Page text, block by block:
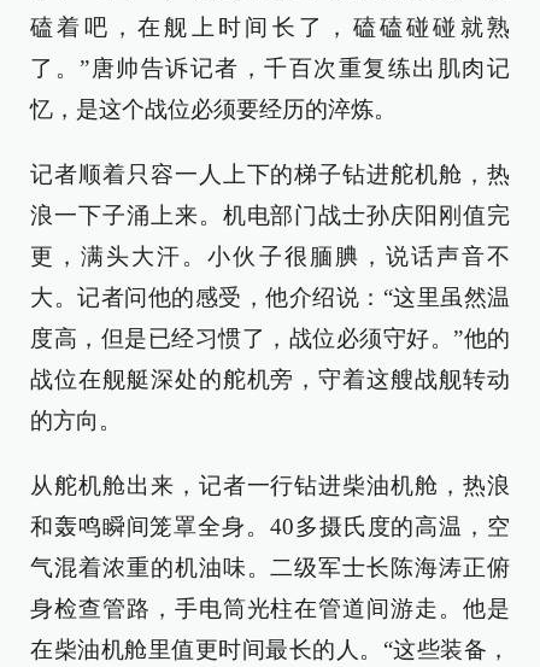
磕着吧，在舰上时间长了，磕磕碰碰就熟
了。”唐帅告诉记者，千百次重复练出肌肉记
忆，是这个战位必须要经历的淬炼。
记者顺着只容一人上下的梯子钻进舵机舱，热
浪一下子涌上来。机电部门战士孙庆阳刚值完
更，满头大汗。小伙子很腼腆，说话声音不
大。记者问他的感受，他介绍说：“这里虽然温
度高，但是已经习惯了，战位必须守好。”他的
战位在舰艇深处的舵机旁，守着这艘战舰转动
的方向。
从舵机舱出来，记者一行钻进柴油机舱，热浪
和轰鸣瞬间笼罩全身。40多摄氏度的高温，空
气混着浓重的机油味。二级军士长陈海涛正俯
身检查管路，手电筒光柱在管道间游走。他是
在柴油机舱里值更时间最长的人。“这些装备，